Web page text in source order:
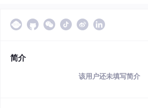
简介
该用户还未填写简介